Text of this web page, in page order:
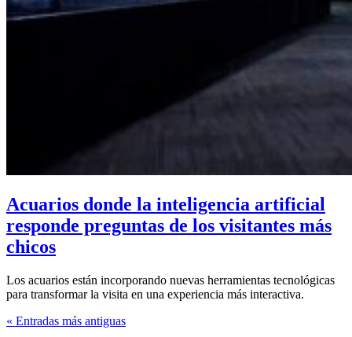
Acuarios donde la inteligencia artificial
responde preguntas de los visitantes más
chicos
Los acuarios están incorporando nuevas herramientas tecnológicas
para transformar la visita en una experiencia más interactiva.
« Entradas más antiguas